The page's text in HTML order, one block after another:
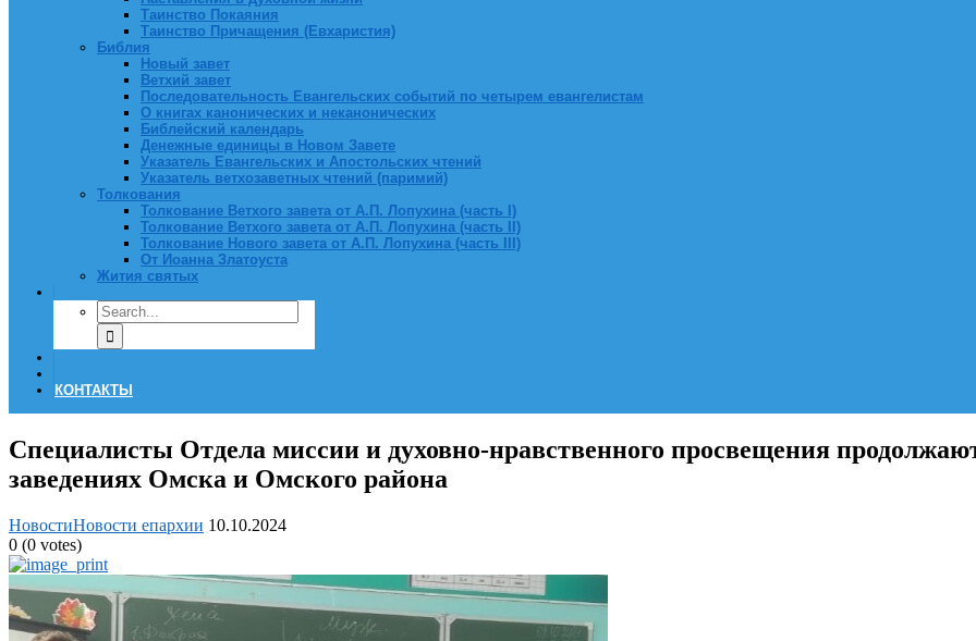
Таинство Покаяния
Таинство Причащения (Евхаристия)
Библия
Новый завет
Ветхий завет
Последовательность Евангельских событий по четырем евангелистам
О книгах канонических и неканонических
Библейский календарь
Денежные единицы в Новом Завете
Указатель Евангельских и Апостольских чтений
Указатель ветхозаветных чтений (паримий)
Толкования
Толкование Ветхого завета от А.П. Лопухина (часть I)
Толкование Ветхого завета от А.П. Лопухина (часть II)
Толкование Нового завета от А.П. Лопухина (часть III)
От Иоанна Златоуста
Жития святых
КОНТАКТЫ
Специалисты Отдела миссии и духовно-нравственного просвещения
заведениях Омска и Омского района
НовостиНовости епархии 10.10.2024
0 (0 votes)